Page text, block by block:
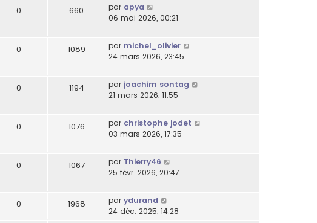
0 660 par apya
06 mai 2026, 00:21
0 1089 par michel_olivier
24 mars 2026, 23:45
0 1194 par joachim sontag
21 mars 2026, 11:55
0 1076 par christophe jodet
03 mars 2026, 17:35
0 1067 par Thierry46
25 févr. 2026, 20:47
0 1968 par ydurand
24 déc. 2025, 14:28